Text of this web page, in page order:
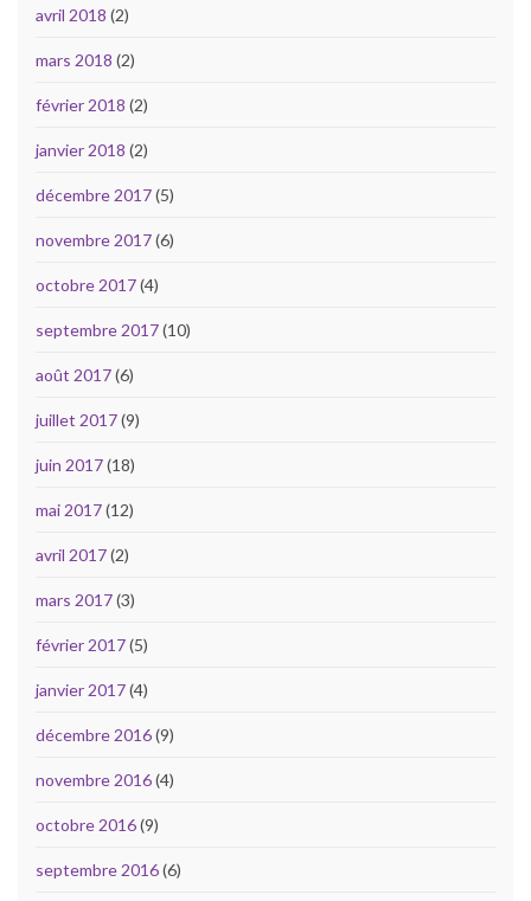
avril 2018 (2)
mars 2018 (2)
février 2018 (2)
janvier 2018 (2)
décembre 2017(5)
novembre 2017(6)
octobre 2017(4)
septembre 2017(10)
août 2017(6)
juillet 2017(9)
juin 2017(18)
mai 2017(12)
avril 2017(2)
mars 2017(3)
février 2017(5)
janvier 2017(4)
décembre 2016(9)
novembre 2016(4)
octobre 2016(9)
septembre 2016(6)